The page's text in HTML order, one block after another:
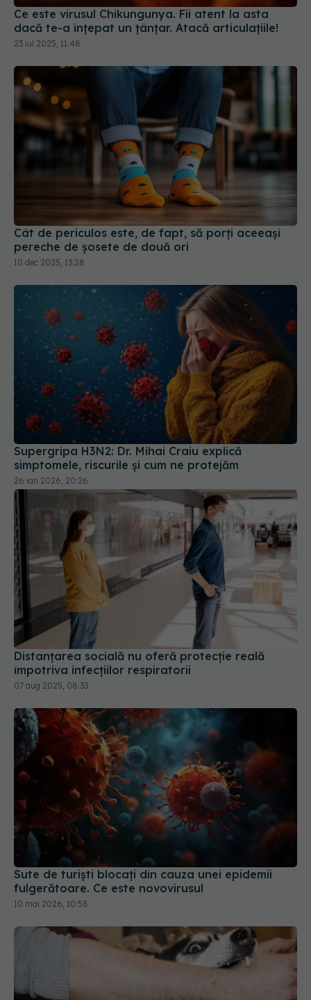
Cât de periculos este, de fapt, să porți aceeași
pereche de șosete de două ori
10 dec 2025, 13:28
Supergripa H3N2: Dr. Mihai Craiu explică
simptomele, riscurile și cum ne protejăm
26 ian 2026, 20:26
Distanțarea socială nu oferă protecție reală
împotriva infecțiilor respiratorii
07 aug 2025, 08:33
Sute de turiști blocați din cauza unei epidemii
fulgerătoare. Ce este novovirusul
10 mai 2026, 10:58